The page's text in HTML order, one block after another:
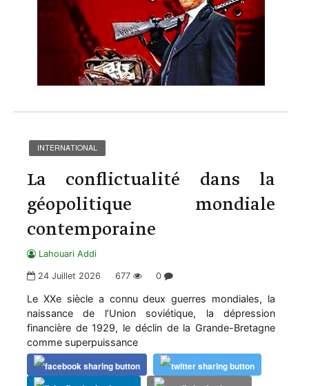
INTERNATIONAL
La conflictualité dans la
géopolitique mondiale
contemporaine
Lahouari Addi
24 Juillet 2026 677 0
Le XXe siècle a connu deux guerres mondiales, la
naissance de l’Union soviétique, la dépression
financière de 1929, le déclin de la Grande-Bretagne
comme superpuissance